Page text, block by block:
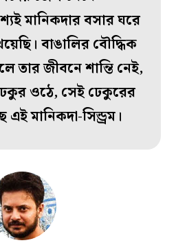
মানিকদার বসার ঘরে
বাঙালির বৌদ্ধিক
তার জীবনে শান্তি নেই,
ওঠে, সেই ঢেকুরের
এই মানিকদা-সিন্ড্রম।